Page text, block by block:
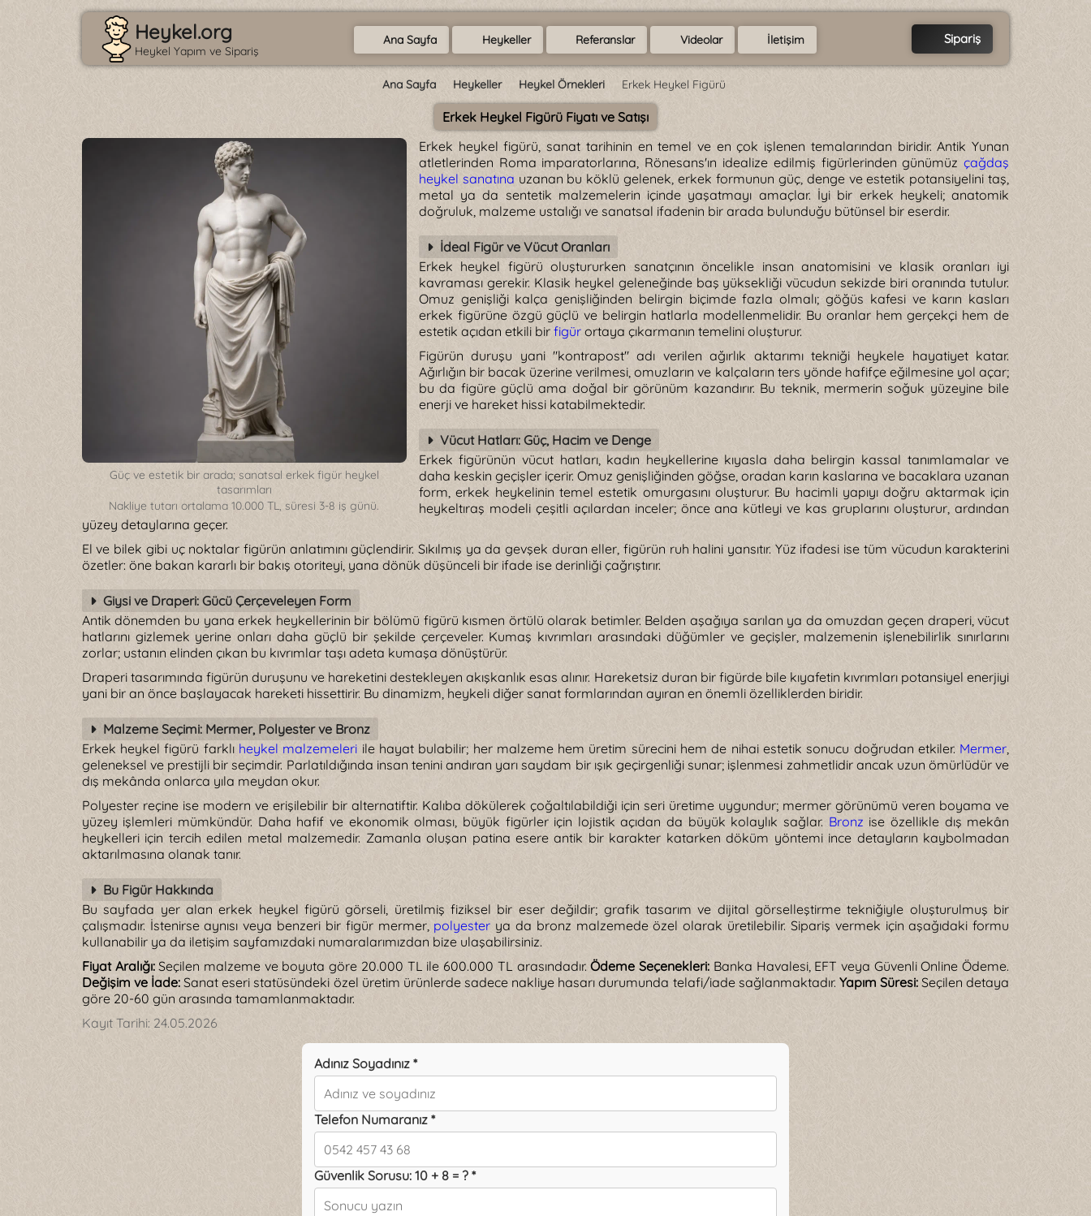
Heykel.org
Heykel Yapım ve Sipariş
Ana Sayfa Heykeller Referanslar Videolar İletişim Sipariş
Ana Sayfa Heykeller Heykel Örnekleri Erkek Heykel Figürü
Erkek Heykel Figürü Fiyatı ve Satışı
Güç ve estetik bir arada; sanatsal erkek figür heykel
tasarımları
Nakliye tutarı ortalama 10.000 TL, süresi 3-8 iş günü.
Erkek heykel figürü, sanat tarihinin en temel ve en çok işlenen temalarından biridir. Antik Yunan
atletlerinden Roma imparatorlarına, Rönesans'ın idealize edilmiş figürlerinden günümüzçağdaş
heykel sanatına uzanan bu köklü gelenek, erkek formunun güç, denge ve estetik potansiyelini taş,
metal ya da sentetik malzemelerin içinde yaşatmayı amaçlar. İyi bir erkek heykeli; anatomik
doğruluk, malzeme ustalığı ve sanatsal ifadenin bir arada bulunduğu bütünsel bir eserdir.
İdeal Figür ve Vücut Oranları
Erkek heykel figürü oluştururken sanatçının öncelikle insan anatomisini ve klasik oranları iyi
kavraması gerekir. Klasik heykel geleneğinde baş yüksekliği vücudun sekizde biri oranında tutulur.
Omuz genişliği kalça genişliğinden belirgin biçimde fazla olmalı; göğüs kafesi ve karın kasları
erkek figürüne özgü güçlü ve belirgin hatlarla modellenmelidir. Bu oranlar hem gerçekçi hem de
estetik açıdan etkili bir figürortaya çıkarmanın temelini oluşturur.
Figürün duruşu yani "kontrapost" adı verilen ağırlık aktarımı tekniği heykele hayatiyet katar.
Ağırlığın bir bacak üzerine verilmesi, omuzların ve kalçaların ters yönde hafifçe eğilmesine yol açar;
bu da figüre güçlü ama doğal bir görünüm kazandırır. Bu teknik, mermerin soğuk yüzeyine bile
enerji ve hareket hissi katabilmektedir.
Vücut Hatları: Güç, Hacim ve Denge
Erkek figürünün vücut hatları, kadın heykellerine kıyasla daha belirgin kassal tanımlamalar ve
daha keskin geçişler içerir. Omuz genişliğinden göğse, oradan karın kaslarına ve bacaklara uzanan
form, erkek heykelinin temel estetik omurgasını oluşturur. Bu hacimli yapıyı doğru aktarmak için
heykeltıraş modeli çeşitli açılardan inceler; önce ana kütleyi ve kas gruplarını oluşturur, ardından
yüzey detaylarına geçer.
El ve bilek gibi uç noktalar figürün anlatımını güçlendirir. Sıkılmış ya da gevşek duran eller, figürün ruh halini yansıtır. Yüz ifadesi ise tüm vücudun karakterini
özetler: öne bakan kararlı bir bakış otoriteyi, yana dönük düşünceli bir ifade ise derinliği çağrıştırır.
Giysi ve Draperi: Gücü Çerçeveleyen Form
Antik dönemden bu yana erkek heykellerinin bir bölümü figürü kısmen örtülü olarak betimler. Belden aşağıya sarılan ya da omuzdan geçen draperi, vücut
hatlarını gizlemek yerine onları daha güçlü bir şekilde çerçeveler. Kumaş kıvrımları arasındaki düğümler ve geçişler, malzemenin işlenebilirlik sınırlarını
zorlar; ustanın elinden çıkan bu kıvrımlar taşı adeta kumaşa dönüştürür.
Draperi tasarımında figürün duruşunu ve hareketini destekleyen akışkanlık esas alınır. Hareketsiz duran bir figürde bile kıyafetin kıvrımları potansiyel enerjiyi
yani bir an önce başlayacak hareketi hissettirir. Bu dinamizm, heykeli diğer sanat formlarından ayıran en önemli özelliklerden biridir.
Malzeme Seçimi: Mermer, Polyester ve Bronz
Erkek heykel figürü farklı heykel malzemeleri ile hayat bulabilir; her malzeme hem üretim sürecini hem de nihai estetik sonucu doğrudan etkiler. Mermer,
geleneksel ve prestijli bir seçimdir. Parlatıldığında insan tenini andıran yarı saydam bir ışık geçirgenliği sunar; işlenmesi zahmetlidir ancak uzun ömürlüdür ve
dış mekânda onlarca yıla meydan okur.
Polyester reçine ise modern ve erişilebilir bir alternatiftir. Kalıba dökülerek çoğaltılabildiği için seri üretime uygundur; mermer görünümü veren boyama ve
yüzey işlemleri mümkündür. Daha hafif ve ekonomik olması, büyük figürler için lojistik açıdan da büyük kolaylık sağlar. Bronz ise özellikle dış mekân
heykelleri için tercih edilen metal malzemedir. Zamanla oluşan patina esere antik bir karakter katarken döküm yöntemi ince detayların kaybolmadan
aktarılmasına olanak tanır.
Bu Figür Hakkında
Bu sayfada yer alan erkek heykel figürü görseli, üretilmiş fiziksel bir eser değildir; grafik tasarım ve dijital görselleştirme tekniğiyle oluşturulmuş bir
çalışmadır. İstenirse aynısı veya benzeri bir figür mermer, polyester ya da bronz malzemede özel olarak üretilebilir. Sipariş vermek için aşağıdaki formu
kullanabilir ya da iletişim sayfamızdaki numaralarımızdan bize ulaşabilirsiniz.
Fiyat Aralığı:Seçilen malzeme ve boyuta göre 20.000 TL ile 600.000 TL arasındadır. Ödeme Seçenekleri: Banka Havalesi, EFT veya Güvenli Online Ödeme.
Değişim ve İade: Sanat eseri statüsündeki özel üretim ürünlerde sadece nakliye hasarı durumunda telafi/iade sağlanmaktadır. Yapım Süresi:Seçilen detaya
göre 20-60 gün arasında tamamlanmaktadır.
Kayıt Tarihi: 24.05.2026
Adınız Soyadınız *
Telefon Numaranız *
Güvenlik Sorusu: 10 + 8 = ? *